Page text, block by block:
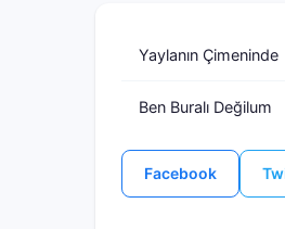
Yaylanın Çimeninde
Ben Buralı Değilum
Facebook